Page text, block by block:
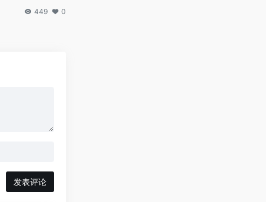
449 0
发表评论